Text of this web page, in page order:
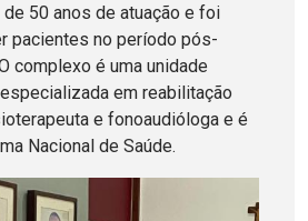
50 anos de atuação e foi
pacientes no período pós-
complexo é uma unidade
em reabilitação
e fonoaudióloga e é
Nacional de Saúde.